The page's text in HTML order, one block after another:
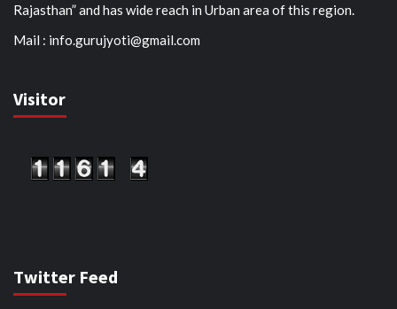
Rajasthan” and has wide reach in Urban area of this region.
Mail : info.gurujyoti@gmail.com
Visitor
Twitter Feed